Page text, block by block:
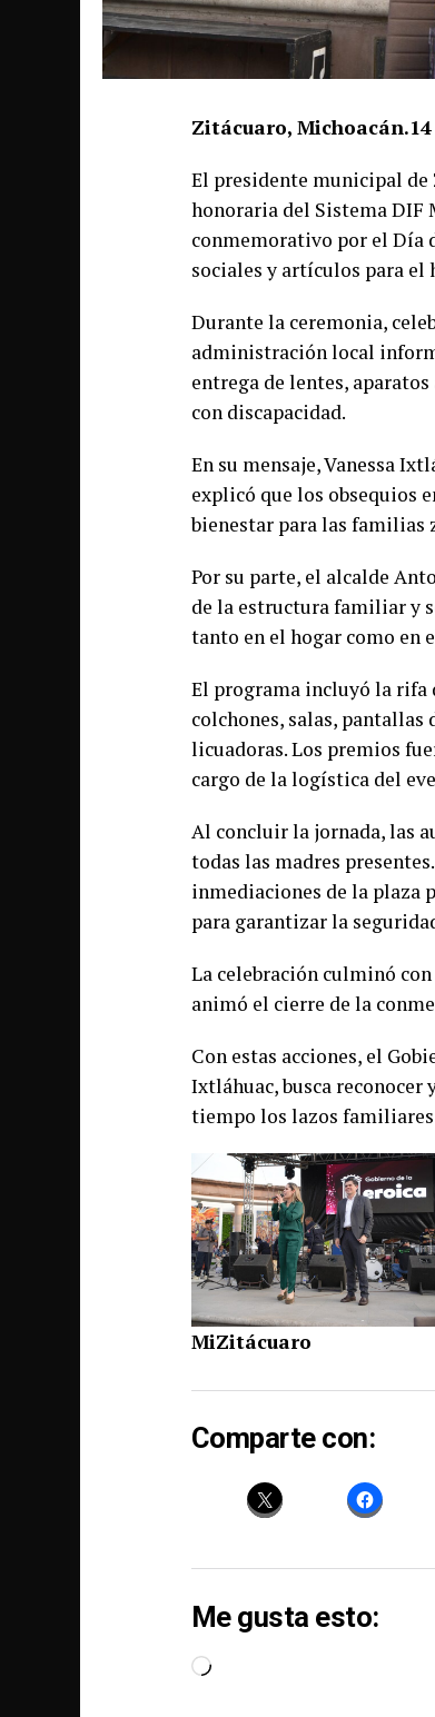
Zitácuaro,
El presidente municipal
honoraria del Sistema DIF
conmemorativo por el Día
sociales y artículos para
Durante la ceremonia,
administración local
entrega de lentes,
con discapacidad.
En su mensaje, Vanessa
explicó que los obsequios
bienestar para las familias
Por su parte, el alcalde
de la estructura familiar y
tanto en el hogar como en
El programa incluyó la rifa
colchones, salas,
licuadoras. Los premios
cargo de la logística del
Al concluir la jornada, las
todas las madres
inmediaciones de la plaza
para garantizar la
La celebración culminó
animó el cierre de la
Con estas acciones, el
Ixtláhuac, busca
tiempo los lazos
MiZitácuaro
Comparte con:
Me gusta esto:
Loading…